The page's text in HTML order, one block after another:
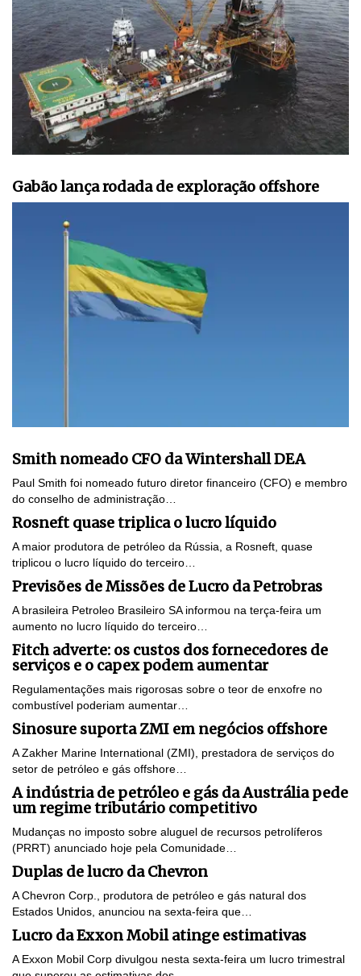
Gabão lança rodada de exploração offshore
Smith nomeado CFO da Wintershall DEA
Paul Smith foi nomeado futuro diretor financeiro (CFO) e membro
do conselho de administração…
Rosneft quase triplica o lucro líquido
A maior produtora de petróleo da Rússia, a Rosneft, quase
triplicou o lucro líquido do terceiro…
Previsões de Missões de Lucro da Petrobras
A brasileira Petroleo Brasileiro SA informou na terça-feira um
aumento no lucro líquido do terceiro…
Fitch adverte: os custos dos fornecedores de
serviços e o capex podem aumentar
Regulamentações mais rigorosas sobre o teor de enxofre no
combustível poderiam aumentar…
Sinosure suporta ZMI em negócios offshore
A Zakher Marine International (ZMI), prestadora de serviços do
setor de petróleo e gás offshore…
A indústria de petróleo e gás da Austrália pede
um regime tributário competitivo
Mudanças no imposto sobre aluguel de recursos petrolíferos
(PRRT) anunciado hoje pela Comunidade…
Duplas de lucro da Chevron
A Chevron Corp., produtora de petróleo e gás natural dos
Estados Unidos, anunciou na sexta-feira que…
Lucro da Exxon Mobil atinge estimativas
A Exxon Mobil Corp divulgou nesta sexta-feira um lucro trimestral